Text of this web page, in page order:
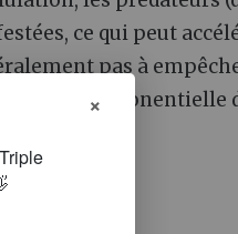
ce qui peut
pas à
exponentielle
×